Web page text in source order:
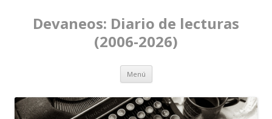
Devaneos: Diario de lecturas
(2006-2026)
Menú Ir al contenido